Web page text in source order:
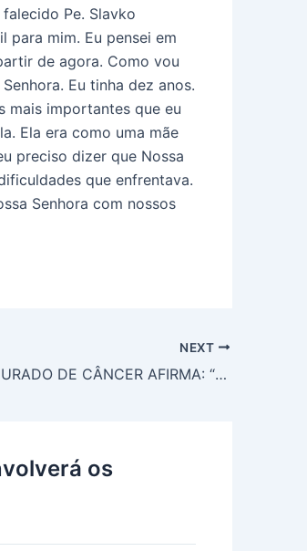
Pe. Slavko
para mim. Eu pensei em
de agora. Como vou
Eu tinha dez anos.
mais importantes que eu
Ela era como uma mãe
preciso dizer que Nossa
que enfrentava.
Senhora com nossos
NEXT
CURADO DE CÂNCER AFIRMA: “NÃO SOU AINDA UM NOME NUMA LÁPIDE DE CEMITÉRIO GRAÇAS A MEDJUGORJE!!!”
os